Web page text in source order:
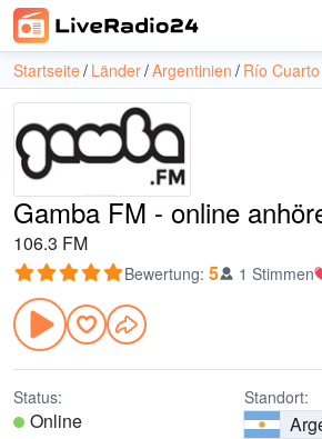
Startseite Länder Argentinien Río Cuarto
Gamba FM - online
106.3 FM
Bewertung: 5 1 Stimmen
Status:
Online
Standort: